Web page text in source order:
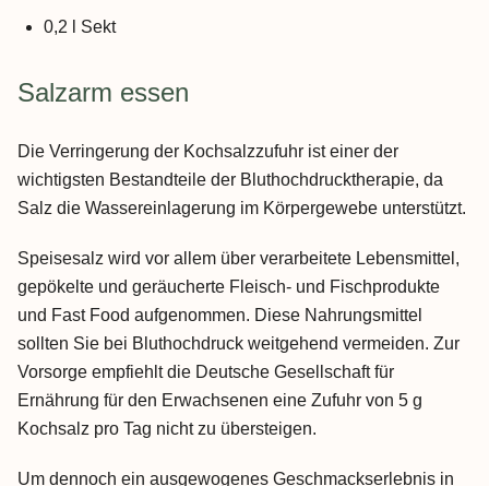
0,2 l Sekt
Salzarm essen
Die Verringerung der Kochsalzzufuhr ist einer der
wichtigsten Bestandteile der Bluthochdrucktherapie, da
Salz die Wassereinlagerung im Körpergewebe unterstützt.
Speisesalz wird vor allem über verarbeitete Lebensmittel,
gepökelte und geräucherte Fleisch- und Fischprodukte
und Fast Food aufgenommen. Diese Nahrungsmittel
sollten Sie bei Bluthochdruck weitgehend vermeiden. Zur
Vorsorge empfiehlt die Deutsche Gesellschaft für
Ernährung für den Erwachsenen eine Zufuhr von 5 g
Kochsalz pro Tag nicht zu übersteigen.
Um dennoch ein ausgewogenes Geschmackserlebnis in